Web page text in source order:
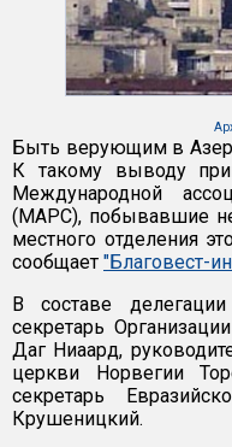
Быть верующим в
К такому выводу
Международной
(МАРС), побывавшие
местного отделения
сообщает "Благовест-
В составе
секретарь
Даг Ниаард,
церкви Норвегии
секретарь
Крушеницкий.